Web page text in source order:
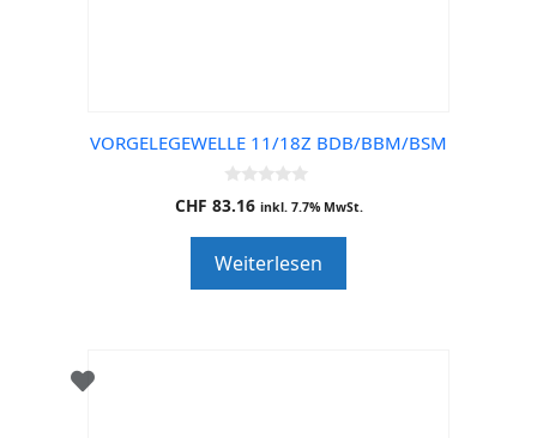
VORGELEGEWELLE 11/18Z BDB/BBM/BSM
0
o
o
f
5
CHF 83.16 inkl. 7.7% MwSt.
Weiterlesen